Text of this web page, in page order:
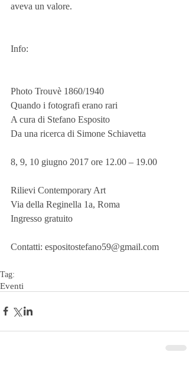
aveva un valore.
Info:
Photo Trouvè 1860/1940
Quando i fotografi erano rari
A cura di Stefano Esposito
Da una ricerca di Simone Schiavetta
8, 9, 10 giugno 2017 ore 12.00 – 19.00
Rilievi Contemporary Art
Via della Reginella 1a, Roma
Ingresso gratuito
Contatti: espositostefano59@gmail.com
Tag:
Eventi